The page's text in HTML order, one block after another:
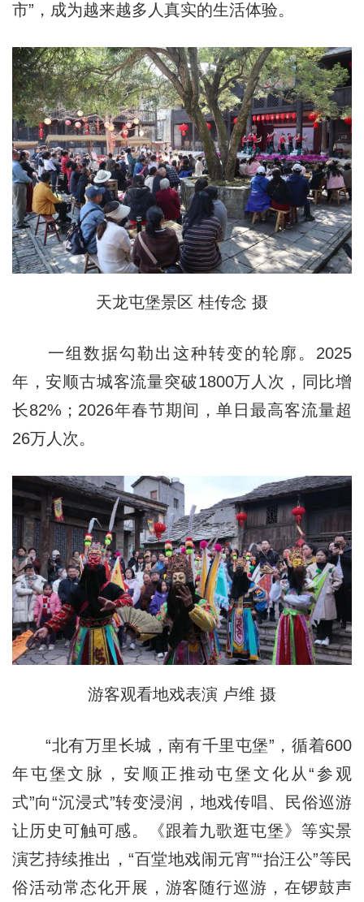
市”，成为越来越多人真实的生活体验。
天龙屯堡景区 桂传念 摄
一组数据勾勒出这种转变的轮廓。2025
年，安顺古城客流量突破1800万人次，同比增
长82%；2026年春节期间，单日最高客流量超
26万人次。
游客观看地戏表演 卢维 摄
“北有万里长城，南有千里屯堡”，循着600
年屯堡文脉，安顺正推动屯堡文化从“参观
式”向“沉浸式”转变浸润，地戏传唱、民俗巡游
让历史可触可感。《跟着九歌逛屯堡》等实景
演艺持续推出，“百堂地戏闹元宵”“抬汪公”等民
俗活动常态化开展，游客随行巡游，在锣鼓声